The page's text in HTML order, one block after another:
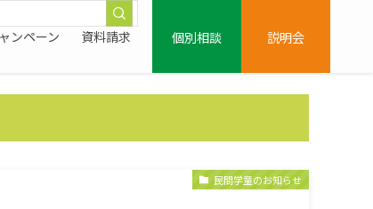
ンペーン 資料請求
個別相談
説明会
民間学童のお知らせ